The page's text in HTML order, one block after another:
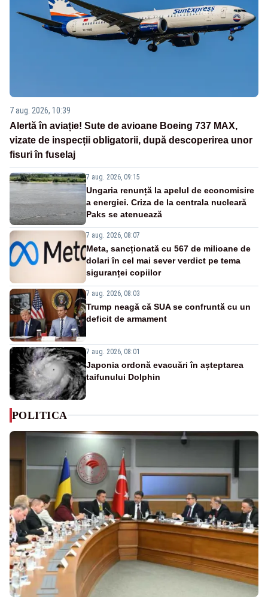
7 aug. 2026, 10:39
Alertă în aviație! Sute de avioane Boeing 737 MAX,
vizate de inspecții obligatorii, după descoperirea unor
fisuri în fuselaj
7 aug. 2026, 09:15
Ungaria renunță la apelul de economisire
a energiei. Criza de la centrala nucleară
Paks se atenuează
7 aug. 2026, 08:07
Meta, sancționată cu 567 de milioane de
dolari în cel mai sever verdict pe tema
siguranței copiilor
7 aug. 2026, 08:03
Trump neagă că SUA se confruntă cu un
deficit de armament
7 aug. 2026, 08:01
Japonia ordonă evacuări în așteptarea
taifunului Dolphin
POLITICA